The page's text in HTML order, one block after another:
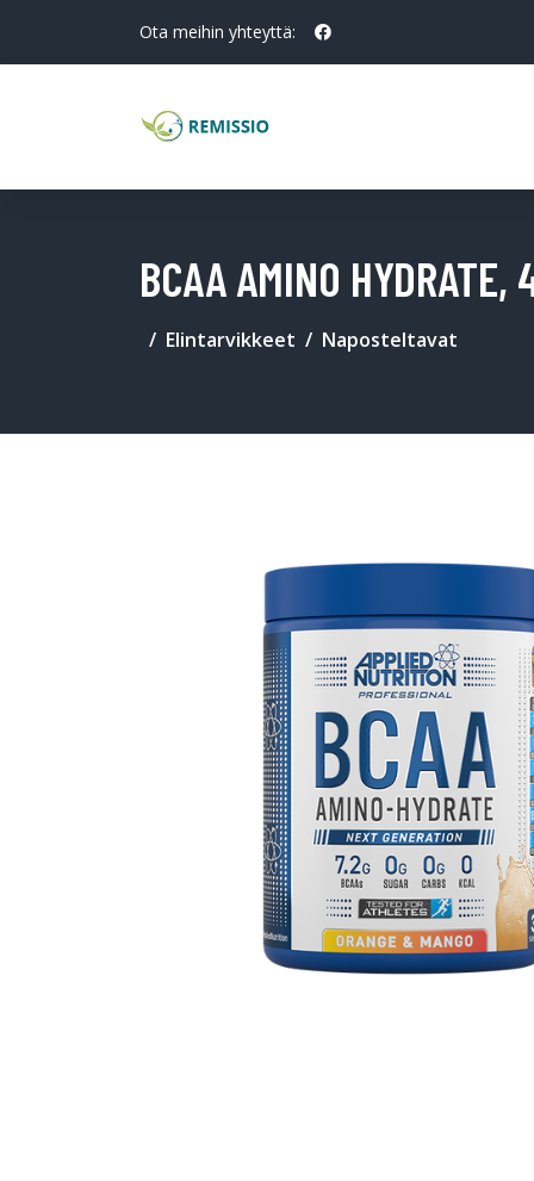
Ota meihin yhteyttä:
BCAA AMINO HYDRATE,
Elintarvikkeet Naposteltavat